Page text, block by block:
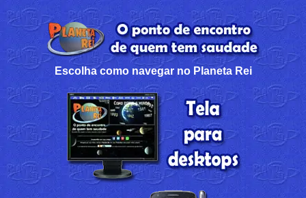
Escolha como navegar no Planeta Rei